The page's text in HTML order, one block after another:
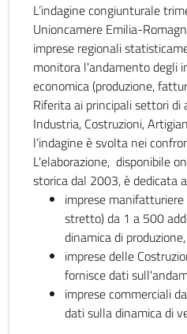
L’indagine congiunturale
Unioncamere Emilia-
imprese regionali
monitora l'andamento degli
economica (produzione,
Riferita ai principali settori
Industria, Costruzioni,
l’indagine è svolta nei
L'elaborazione, disponibile
storica dal 2003, è dedicata
imprese
stretto) da 1 a 500
dinamica di
imprese delle
fornisce dati
imprese commerciali
dati sulla dinamica di